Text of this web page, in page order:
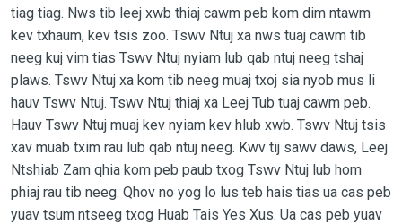
tiag tiag. Nws tib leej xwb thiaj cawm peb kom dim ntawm
kev txhaum, kev tsis zoo. Tswv Ntuj xa nws tuaj cawm tib
neeg kuj vim tias Tswv Ntuj nyiam lub qab ntuj neeg tshaj
plaws. Tswv Ntuj xa kom tib neeg muaj txoj sia nyob mus li
hauv Tswv Ntuj. Tswv Ntuj thiaj xa Leej Tub tuaj cawm peb.
Hauv Tswv Ntuj muaj kev nyiam kev hlub xwb. Tswv Ntuj tsis
xav muab txim rau lub qab ntuj neeg. Kwv tij sawv daws, Leej
Ntshiab Zam qhia kom peb paub txog Tswv Ntuj lub hom
phiaj rau tib neeg. Qhov no yog lo lus teb hais tias ua cas peb
yuav tsum ntseeg txog Huab Tais Yes Xus. Ua cas peb yuav